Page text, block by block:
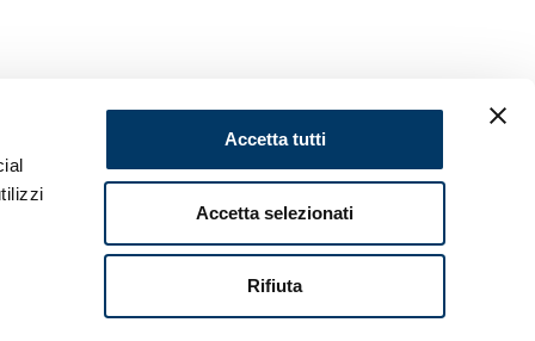
Accetta tutti
Accetta selezionati
Rifiuta
giornata
si